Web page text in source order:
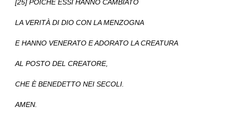
[25] POICHÉ ESSI HANNO CAMBIATO
LA VERITÀ DI DIO CON LA MENZOGNA
E HANNO VENERATO E ADORATO LA CREATURA
AL POSTO DEL CREATORE,
CHE È BENEDETTO NEI SECOLI.
AMEN.